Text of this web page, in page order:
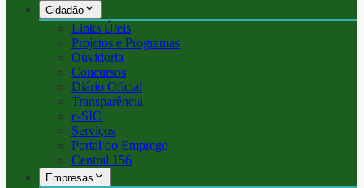
Cidadão
Links Úteis
Projetos e Programas
Ouvidoria
Concursos
Diário Oficial
Transparência
e-SIC
Serviços
Portal do Emprego
Central 156
Empresas